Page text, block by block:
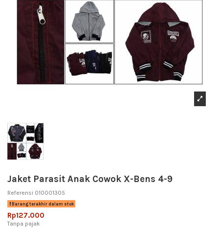
Jaket Parasit Anak Cowok X-Bens 4-9
Referensi 010001305
Barang terakhir dalam stok
Rp127.000
Tanpa pajak